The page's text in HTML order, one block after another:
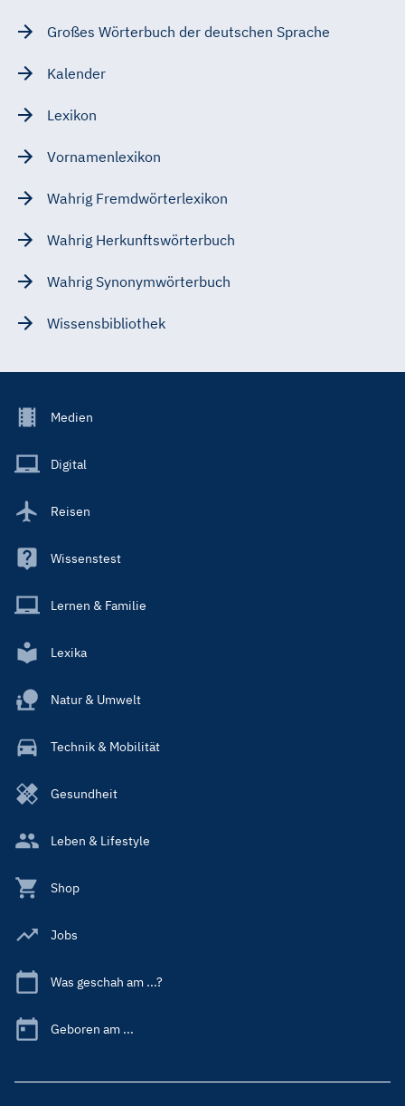
Großes Wörterbuch der deutschen Sprache
Kalender
Lexikon
Vornamenlexikon
Wahrig Fremdwörterlexikon
Wahrig Herkunftswörterbuch
Wahrig Synonymwörterbuch
Wissensbibliothek
Footer
Main
Medien
Digital
Reisen
Wissenstest
Lernen & Familie
Lexika
Natur & Umwelt
Technik & Mobilität
Gesundheit
Leben & Lifestyle
Shop
Jobs
Was geschah am ...?
Geboren am ...